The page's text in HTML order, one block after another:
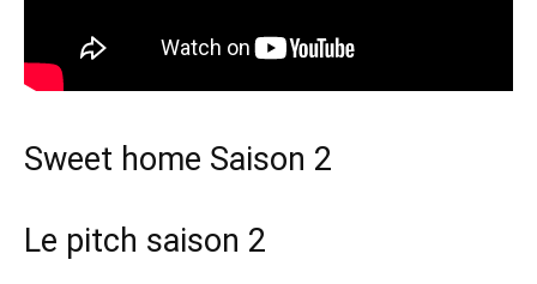
Sweet home Saison 2
Le pitch saison 2